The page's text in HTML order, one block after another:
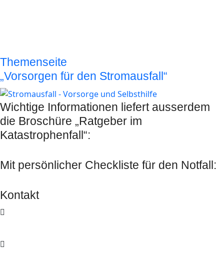
Themenseite
„Vorsorgen für den Stromausfall“
Wichtige Informationen liefert ausserdem
die Broschüre „Ratgeber im
Katastrophenfall“:
Mit persönlicher Checkliste für den Notfall:
Kontakt